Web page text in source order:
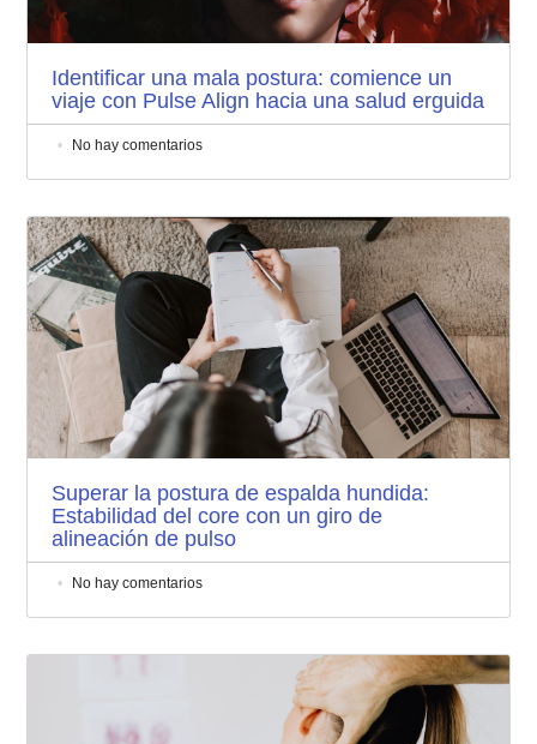
Identificar una mala postura: comience un
viaje con Pulse Align hacia una salud erguida
No hay comentarios
Superar la postura de espalda hundida:
Estabilidad del core con un giro de
alineación de pulso
No hay comentarios